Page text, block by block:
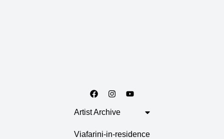
Artist Archive
Viafarini-in-residence